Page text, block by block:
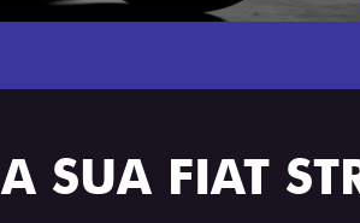
Espaço e conforto
A SUA FIAT